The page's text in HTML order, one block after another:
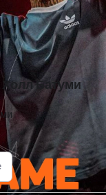
Батуми